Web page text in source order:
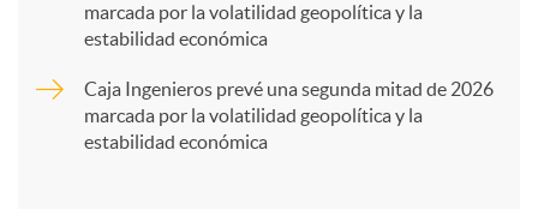
marcada por la volatilidad geopolítica y la
estabilidad económica
Caja Ingenieros prevé una segunda mitad de 2026
marcada por la volatilidad geopolítica y la
estabilidad económica